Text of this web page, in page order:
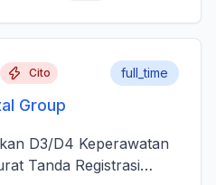
Cito
Group
full_time
D3/D4 Keperawatan
Tanda Registrasi